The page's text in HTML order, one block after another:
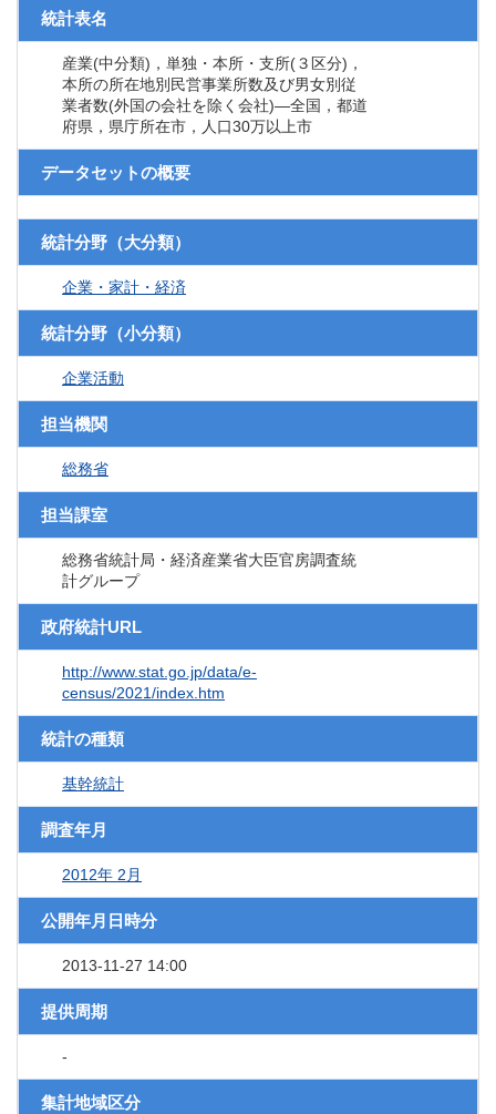
統計表名
産業(中分類)，単独・本所・支所(３区分)，
本所の所在地別民営事業所数及び男女別従
業者数(外国の会社を除く会社)―全国，都道
府県，県庁所在市，人口30万以上市
データセットの概要
統計分野（大分類）
企業・家計・経済
統計分野（小分類）
企業活動
担当機関
総務省
担当課室
総務省統計局・経済産業省大臣官房調査統
計グループ
政府統計URL
http://www.stat.go.jp/data/e-
census/2021/index.htm
統計の種類
基幹統計
調査年月
2012年 2月
公開年月日時分
2013-11-27 14:00
提供周期
-
集計地域区分